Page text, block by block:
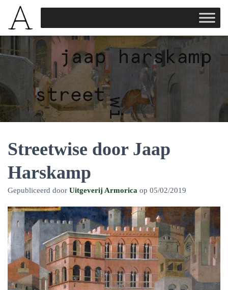
Streetwise door Jaap
Harskamp
Gepubliceerd door Uitgeverij Armorica op 05/02/2019